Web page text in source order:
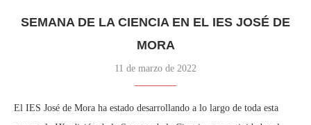
SEMANA DE LA CIENCIA EN EL IES JOSÉ DE
MORA
11 de marzo de 2022
El IES José de Mora ha estado desarrollando a lo largo de toda esta